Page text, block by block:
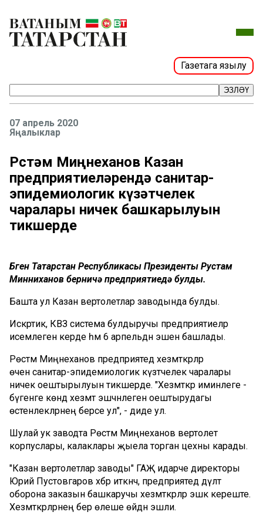
Газетага язылу
ЭЗЛӘҮ
07 апрель 2020
Яңалыклар
Рөстәм Миңнеханов Казан
предприятиеләрендә санитар-
эпидемиологик күзәтчелек
чаралары ничек башкарылуын
тикшерде
Бүген Татарстан Республикасы Президенты Рустам
Минниханов берничә предприятиедә булды.
Башта ул Казан вертолетлар заводында булды.
Искәртик, КВЗ система булдыручы предприятиеләр
исемлегенә керде һәм 6 арпельдән эшен башлады.
Рөстәм Миңнеханов предприятедә хезмәткәрләр
өчен санитар-эпидемиологик күзәтчелек чаралары
ничек оештырылуын тикшерде. "Хезмәткәр иминлеге -
бүгенге көндә хезмәт эшчәнлеген оештырудагы
өстенлекләрнең берсе ул", - диде ул.
Шулай ук заводта Рөстәм Миңнеханов вертолет
корпуслары, калаклары җыела торган цехны карады.
"Казан вертолетлар заводы" ГАҖ идарәче директоры
Юрий Пустовгаров хәбәр иткәнчә, предприятедә дәүләт
оборона заказын башкаручы хезмәткәрләр эшкә кереште.
Хезмәткәрләрнең бер өлеше өйдән эшли.